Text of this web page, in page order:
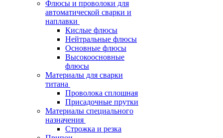
Флюсы и проволоки для
автоматической сварки и
наплавки
Кислые флюсы
Нейтральные флюсы
Основные флюсы
Высокоосновные
флюсы
Материалы для сварки
титана
Проволока сплошная
Присадочные прутки
Материалы специального
назначения
Строжка и резка